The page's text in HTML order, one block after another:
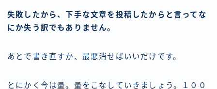
失敗したから、下手な文章を投稿したからと言ってな
にか失う訳でもありません。
あとで書き直すか、最悪消せばいいだけです。
とにかく今は量。量をこなしていきましょう。１００